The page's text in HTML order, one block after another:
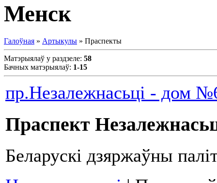
Менск
Галоўная » Артыкулы » Праспекты
Матэрыялаў у раздзеле: 58
Бачных матэрыялаў: 1-15
пр.Незалежнасьці - дом
Праспект
Беларускі дзяржаўны